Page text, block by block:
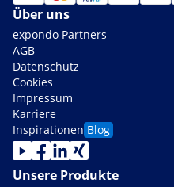
Über uns
expondo Partners
AGB
Datenschutz
Cookies
Impressum
Karriere
Inspirationen Blog
Unsere Produkte